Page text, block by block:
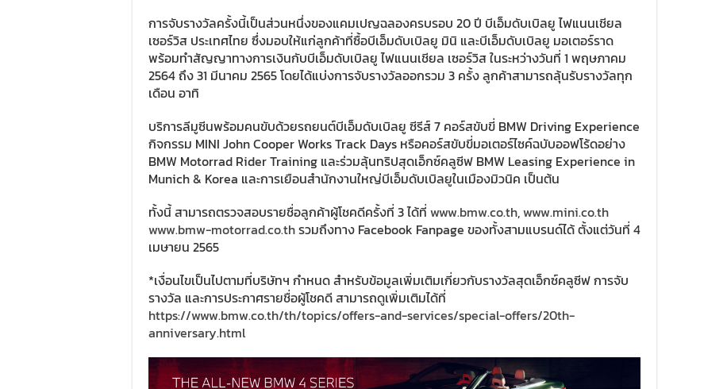
การจับรางวัลครั้งนี้เป็นส่วนหนึ่งของแคมเปญฉลองครบรอบ 20 ปี บีเอ็มดับเบิลยู ไฟแนนเชียล
เซอร์วิส ประเทศไทย ซึ่งมอบให้แก่ลูกค้าที่ซื้อบีเอ็มดับเบิลยู มินิ และบีเอ็มดับเบิลยู มอเตอร์ราด
พร้อมทำสัญญาทางการเงินกับบีเอ็มดับเบิลยู ไฟแนนเชียล เซอร์วิส ในระหว่างวันที่ 1 พฤษภาคม
2564 ถึง 31 มีนาคม 2565 โดยได้แบ่งการจับรางวัลออกรวม 3 ครั้ง ลูกค้าสามารถลุ้นรับรางวัลทุก
เดือน อาทิ
บริการลีมูซีนพร้อมคนขับด้วยรถยนต์บีเอ็มดับเบิลยู ซีรีส์ 7 คอร์สขับขี่ BMW Driving Experience
กิจกรรม MINI John Cooper Works Track Days หรือคอร์สขับขี่มอเตอร์ไซค์ฉบับออฟโร้ดอย่าง
BMW Motorrad Rider Training และร่วมลุ้นทริปสุดเอ็กซ์คลูซีฟ BMW Leasing Experience in
Munich & Korea และการเยือนสำนักงานใหญ่บีเอ็มดับเบิลยูในเมืองมิวนิค เป็นต้น
ทั้งนี้ สามารถตรวจสอบรายชื่อลูกค้าผู้โชคดีครั้งที่ 3 ได้ที่ www.bmw.co.th,www.mini.co.th
www.bmw-motorrad.co.thรวมถึงทาง Facebook Fanpage ของทั้งสามแบรนด์ได้ ตั้งแต่วันที่ 4
เมษายน 2565
*เงื่อนไขเป็นไปตามที่บริษัทฯ กำหนด สำหรับข้อมูลเพิ่มเติมเกี่ยวกับรางวัลสุดเอ็กซ์คลูซีฟ การจับ
รางวัล และการประกาศรายชื่อผู้โชคดี สามารถดูเพิ่มเติมได้ที่
https://www.bmw.co.th/th/topics/offers-and-services/special-offers/20th-
anniversary.html